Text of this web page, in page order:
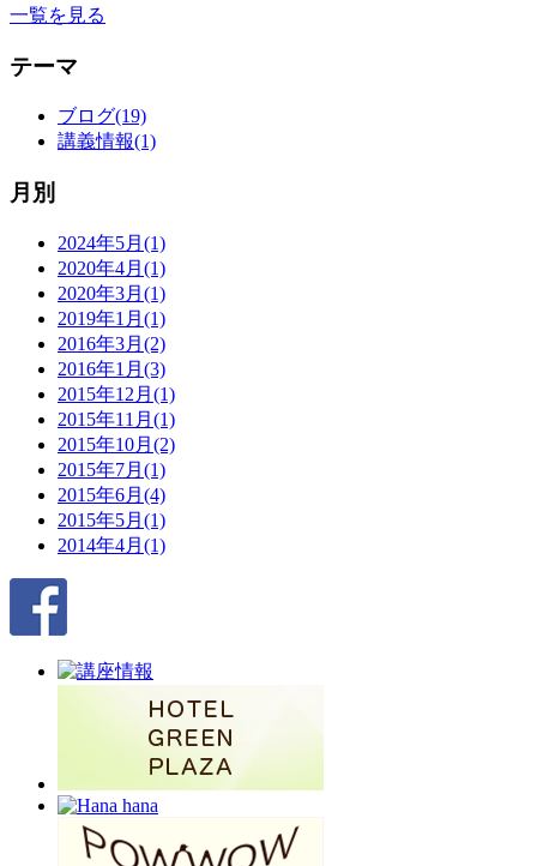
一覧を見る
テーマ
ブログ(19)
講義情報(1)
月別
2024年5月(1)
2020年4月(1)
2020年3月(1)
2019年1月(1)
2016年3月(2)
2016年1月(3)
2015年12月(1)
2015年11月(1)
2015年10月(2)
2015年7月(1)
2015年6月(4)
2015年5月(1)
2014年4月(1)